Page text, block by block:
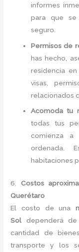
informes
para que se
seguro.
Permisos de
has hecho,
residencia
visas,
relacionados
Acomoda tu
todas tus
comienza a
ordenada.
habitaciones
6. Costos
Querétaro
El costo de una
Sol dependerá
cantidad de
transporte y los